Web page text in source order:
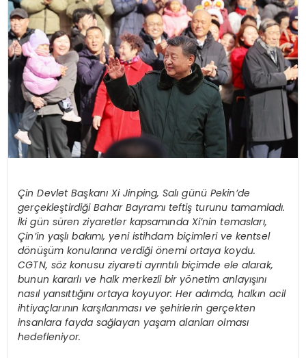
SPOR
YAŞAM
Çin Devlet Başkanı Xi Jinping, Salı günü Pekin’de
gerçekleştirdiği Bahar Bayramı teftiş turunu tamamladı.
İki gün süren ziyaretler kapsamında Xi’nin temasları,
Çin’in yaşlı bakımı, yeni istihdam biçimleri ve kentsel
dönüşüm konularına verdiği önemi ortaya koydu.
CGTN, söz konusu ziyareti ayrıntılı biçimde ele alarak,
bunun kararlı ve halk merkezli bir yönetim anlayışını
nasıl yansıttığını ortaya koyuyor: Her adımda, halkın acil
ihtiyaçlarının karşılanması ve şehirlerin gerçekten
insanlara fayda sağlayan yaşam alanları olması
hedefleniyor.